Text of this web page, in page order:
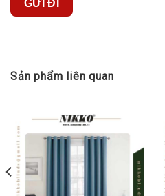
Sản phẩm liên quan